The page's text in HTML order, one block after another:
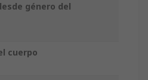
género del
cuerpo